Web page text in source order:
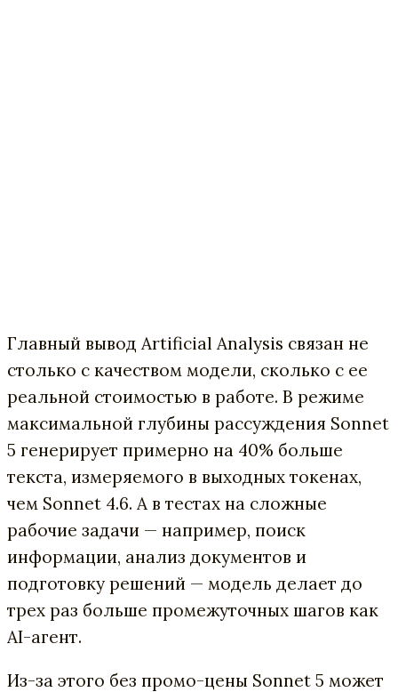
Главный вывод Artificial Analysis связан не
столько с качеством модели, сколько с ее
реальной стоимостью в работе. В режиме
максимальной глубины рассуждения Sonnet
5 генерирует примерно на 40% больше
текста, измеряемого в выходных токенах,
чем Sonnet 4.6. А в тестах на сложные
рабочие задачи — например, поиск
информации, анализ документов и
подготовку решений — модель делает до
трех раз больше промежуточных шагов как
AI-агент.
Из-за этого без промо-цены Sonnet 5 может